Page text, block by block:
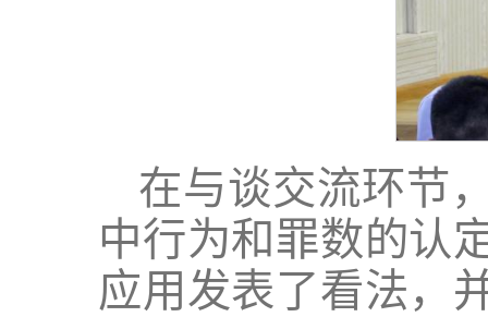
在与谈交流环节
中行为和罪数的认
应用发表了看法，